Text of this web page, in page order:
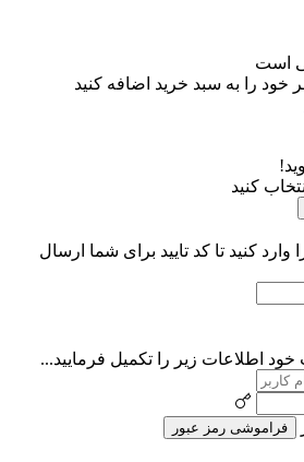
است
را به سبد خرید اضافه کنید
کنید
کنید تا کد تایید برای شما ارسال
اطلاعات زیر را تکمیل فرمایید...
فراموشی رمز عبور